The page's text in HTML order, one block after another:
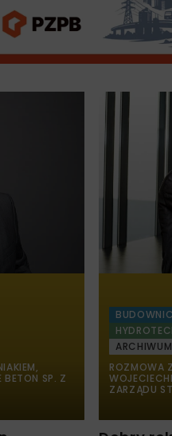
BETON SP. Z
ROZMOWA
ZARZĄDU